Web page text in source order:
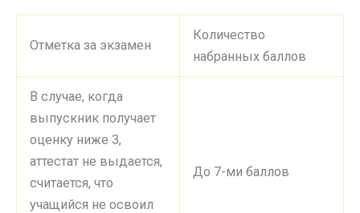
Отметка за экзамен
Количество
набранных баллов
В случае, когда
выпускник получает
оценку ниже 3,
аттестат не выдается,
считается, что
учащийся не освоил
До 7-ми баллов